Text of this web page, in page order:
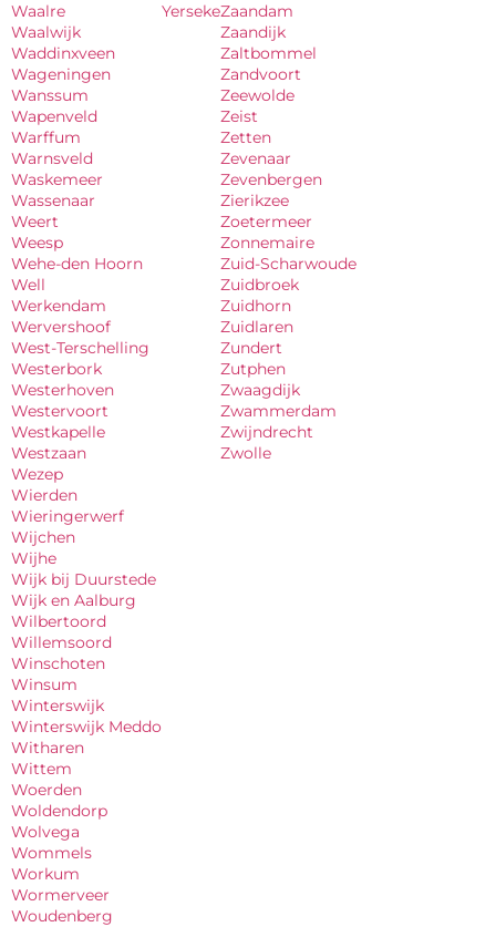
Waalre
Waalwijk
Waddinxveen
Wageningen
Wanssum
Wapenveld
Warffum
Warnsveld
Waskemeer
Wassenaar
Weert
Weesp
Wehe-den Hoorn
Well
Werkendam
Wervershoof
West-Terschelling
Westerbork
Westerhoven
Westervoort
Westkapelle
Westzaan
Wezep
Wierden
Wieringerwerf
Wijchen
Wijhe
Wijk bij Duurstede
Wijk en Aalburg
Wilbertoord
Willemsoord
Winschoten
Winsum
Winterswijk
Winterswijk Meddo
Witharen
Wittem
Woerden
Woldendorp
Wolvega
Wommels
Workum
Wormerveer
Woudenberg
YersekeZaandam
Zaandijk
Zaltbommel
Zandvoort
Zeewolde
Zeist
Zetten
Zevenaar
Zevenbergen
Zierikzee
Zoetermeer
Zonnemaire
Zuid-Scharwoude
Zuidbroek
Zuidhorn
Zuidlaren
Zundert
Zutphen
Zwaagdijk
Zwammerdam
Zwijndrecht
Zwolle